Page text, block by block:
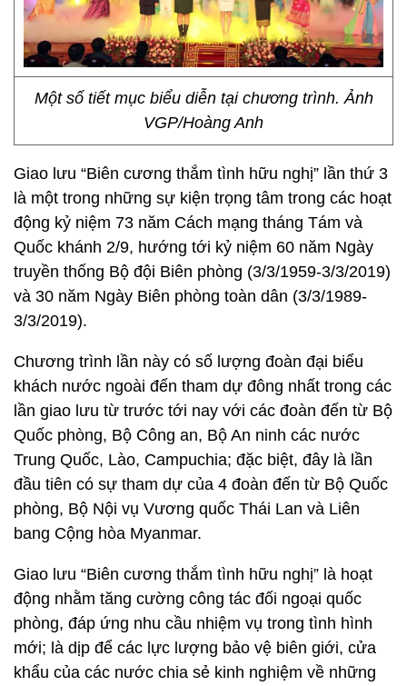
Một số tiết mục biểu diễn tại chương trình. Ảnh
VGP/Hoàng Anh
Giao lưu “Biên cương thắm tình hữu nghị” lần thứ 3
là một trong những sự kiện trọng tâm trong các hoạt
động kỷ niệm 73 năm Cách mạng tháng Tám và
Quốc khánh 2/9, hướng tới kỷ niệm 60 năm Ngày
truyền thống Bộ đội Biên phòng (3/3/1959-3/3/2019)
và 30 năm Ngày Biên phòng toàn dân (3/3/1989-
3/3/2019).
Chương trình lần này có số lượng đoàn đại biểu
khách nước ngoài đến tham dự đông nhất trong các
lần giao lưu từ trước tới nay với các đoàn đến từ Bộ
Quốc phòng, Bộ Công an, Bộ An ninh các nước
Trung Quốc, Lào, Campuchia; đặc biệt, đây là lần
đầu tiên có sự tham dự của 4 đoàn đến từ Bộ Quốc
phòng, Bộ Nội vụ Vương quốc Thái Lan và Liên
bang Cộng hòa Myanmar.
Giao lưu “Biên cương thắm tình hữu nghị” là hoạt
động nhằm tăng cường công tác đối ngoại quốc
phòng, đáp ứng nhu cầu nhiệm vụ trong tình hình
mới; là dịp để các lực lượng bảo vệ biên giới, cửa
khẩu của các nước chia sẻ kinh nghiệm về những